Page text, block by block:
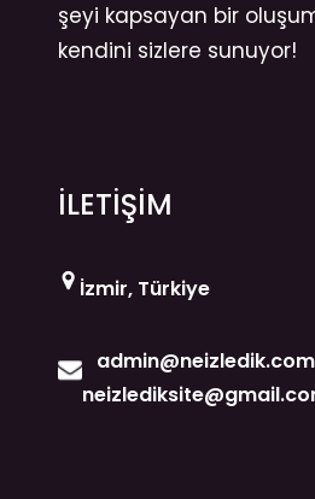
şeyi kapsayan bir
kendini sizlere sunuyor!
İLETİŞİM
İzmir, Türkiye
admin@neizledik.com